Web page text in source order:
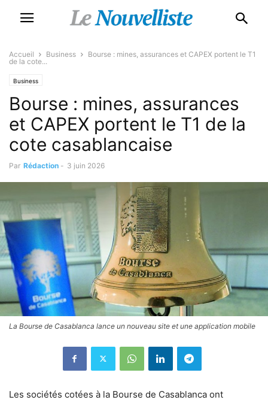
Accueil Business
Bourse : mines, assurances et CAPEX portent le T1
de la cote...
Business
Bourse : mines, assurances
et CAPEX portent le T1 de la
cote casablancaise
Par Rédaction - 3 juin 2026
La Bourse de Casablanca lance un nouveau site et une application mobile
Les sociétés cotées à la Bourse de Casablanca ont